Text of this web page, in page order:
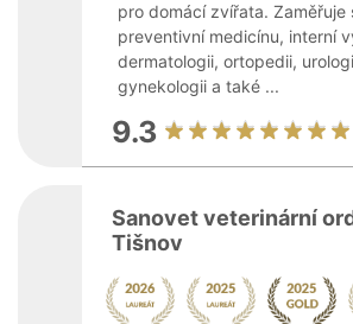
pro domácí zvířata. Zaměřuje
preventivní medicínu, interní
dermatologii, ortopedii,
gynekologii a také ...
9.3
Sanovet veterinární
Tišnov